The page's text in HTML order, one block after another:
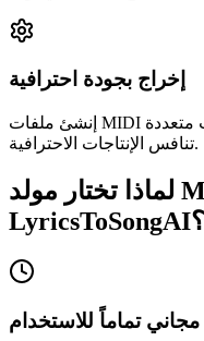
إخراج بجودة احترافية
إنشئ ملفات MIDI بجودة الاستوديو مع مسارات وآلات متعددة
تنافس الإنتاجات الاحترافية.
لماذا تختار مولد MIDI الذكي
LyricsToSongAI؟
مجاني تماماً للاستخدام